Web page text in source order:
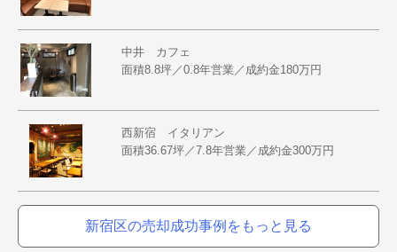
中井 カフェ
面積8.8坪／0.8年営業／成約金180万円
西新宿 イタリアン
面積36.67坪／7.8年営業／成約金300万円
新宿区の売却成功事例をもっと見る